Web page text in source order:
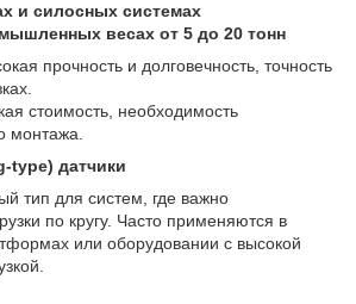
и силосных системах
весах от 5 до 20 тонн
прочность и долговечность, точность
стоимость, необходимость
монтажа.
type) датчики
тип для систем, где важно
по кругу. Часто применяются в
или оборудовании с высокой